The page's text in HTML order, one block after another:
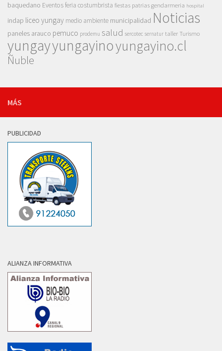
baquedano Eventosferia costumbrista fiestas patrias gendarmeria hospital
indap liceo yungay medio ambiente municipalidad Noticias
paneles arauco pemuco prodemu salud sercotec sernatur taller Turismo
yungayyungayinoyungayino.cl
Ñuble
MÁS
PUBLICIDAD
ALIANZA INFORMATIVA